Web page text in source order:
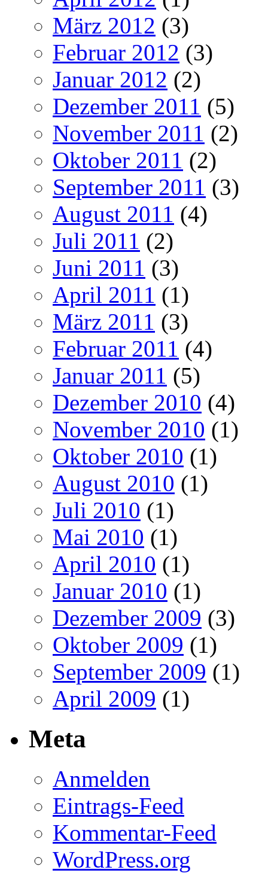
März 2012 (3)
Februar 2012 (3)
Januar 2012 (2)
Dezember 2011 (5)
November 2011 (2)
Oktober 2011 (2)
September 2011 (3)
August 2011 (4)
Juli 2011 (2)
Juni 2011 (3)
April 2011 (1)
März 2011 (3)
Februar 2011 (4)
Januar 2011 (5)
Dezember 2010 (4)
November 2010 (1)
Oktober 2010 (1)
August 2010 (1)
Juli 2010 (1)
Mai 2010 (1)
April 2010 (1)
Januar 2010 (1)
Dezember 2009 (3)
Oktober 2009 (1)
September 2009 (1)
April 2009 (1)
Meta
Anmelden
Eintrags-Feed
Kommentar-Feed
WordPress.org